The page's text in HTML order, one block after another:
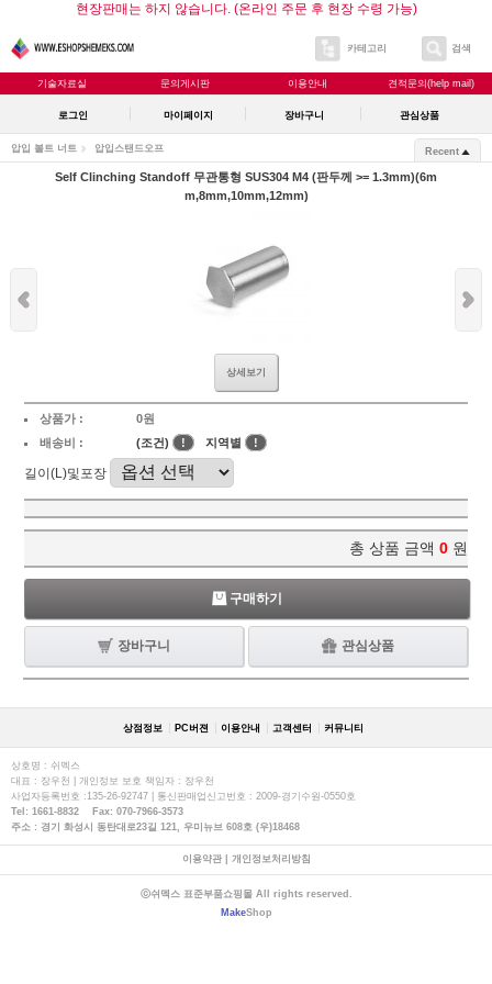
현장판매는 하지 않습니다. (온라인 주문 후 현장 수령 가능)
카테고리 검색
기술자료실 문의게시판 이용안내 견적문의(help mail)
로그인 마이페이지 장바구니 관심상품
압입 볼트 너트 압입스탠드오프 Recent
Self Clinching Standoff 무관통형 SUS304 M4 (판두께 >= 1.3mm)(6m
m,8mm,10mm,12mm)
상세보기
상품가 :
0원
배송비 :
(조건) ! 지역별 !
길이(L)및포장
총 상품 금액 0 원
구매하기
장바구니 관심상품
상점정보 PC버젼 이용안내 고객센터 커뮤니티
상호명 : 쉬멕스
대표 : 장우천 | 개인정보 보호 책임자 : 장우천
사업자등록번호 :135-26-92747 | 통신판매업신고번호 : 2009-경기수원-0550호
Tel: 1661-8832 Fax: 070-7966-3573
주소 : 경기 화성시 동탄대로23길 121, 우미뉴브 608호 (우)18468
이용약관| 개인정보처리방침
ⓒ쉬멕스 표준부품쇼핑몰 All rights reserved.
MakeShop